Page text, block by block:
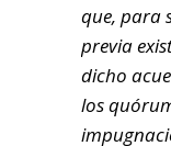
que, para
previa
dicho
los